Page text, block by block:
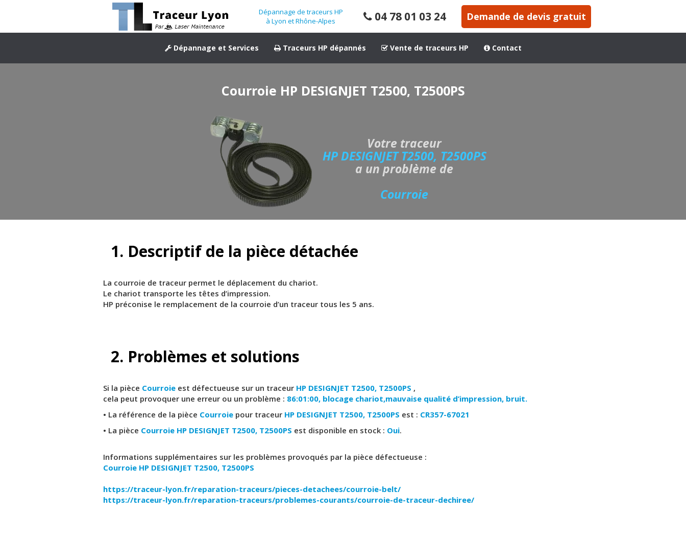
Dépannage de traceurs HP
à Lyon et Rhône-Alpes
04 78 01 03 24 Demande de devis gratuit
Dépannage et Services Traceurs HP dépannés Vente de traceurs HP Contact
Courroie HP DESIGNJET T2500, T2500PS
Votre traceur
HP DESIGNJET T2500, T2500PS
a un problème de
Courroie
1. Descriptif de la pièce détachée
La courroie de traceur permet le déplacement du chariot.
Le chariot transporte les têtes d’impression.
HP préconise le remplacement de la courroie d’un traceur tous les 5 ans.
2. Problèmes et solutions
Si la pièce Courroieest défectueuse sur un traceur HP DESIGNJET T2500, T2500PS ,
cela peut provoquer une erreur ou un problème : 86:01:00, blocage chariot,mauvaise qualité d’impression, bruit.
• La référence de la pièce Courroiepour traceur HP DESIGNJET T2500, T2500PS est : CR357-67021
• La pièce Courroie HP DESIGNJET T2500, T2500PS est disponible en stock : Oui.
Informations supplémentaires sur les problèmes provoqués par la pièce défectueuse :
Courroie HP DESIGNJET T2500, T2500PS
https://traceur-lyon.fr/reparation-traceurs/pieces-detachees/courroie-belt/
https://traceur-lyon.fr/reparation-traceurs/problemes-courants/courroie-de-traceur-dechiree/